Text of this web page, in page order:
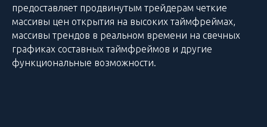
предоставляет продвинутым трейдерам четкие
массивы цен открытия на высоких таймфреймах,
массивы трендов в реальном времени на свечных
графиках составных таймфреймов и другие
функциональные возможности.